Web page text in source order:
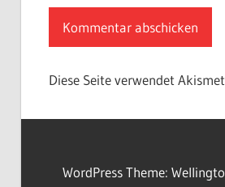
Diese Seite verwendet
WordPress Theme: